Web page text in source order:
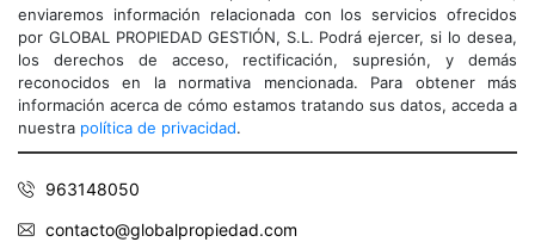
enviaremos información relacionada con los servicios ofrecidos
por GLOBAL PROPIEDAD GESTIÓN, S.L. Podrá ejercer, si lo desea,
los derechos de acceso, rectificación, supresión, y demás
reconocidos en la normativa mencionada. Para obtener más
información acerca de cómo estamos tratando sus datos, acceda a
nuestra política de privacidad.
963148050
contacto@globalpropiedad.com